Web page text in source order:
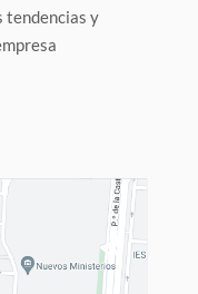
tendencias y